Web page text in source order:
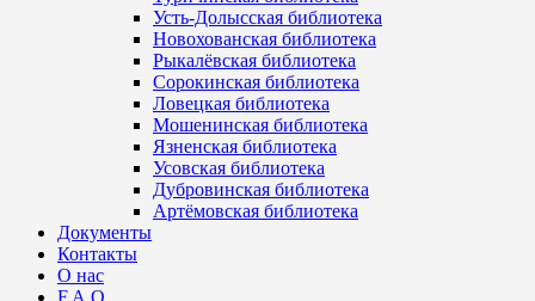
Усть-Долысская библиотека
Новохованская библиотека
Рыкалёвская библиотека
Сорокинская библиотека
Ловецкая библиотека
Мошенинская библиотека
Язненская библиотека
Усовская библиотека
Дубровинская библиотека
Артёмовская библиотека
Документы
Контакты
О нас
F.A.Q